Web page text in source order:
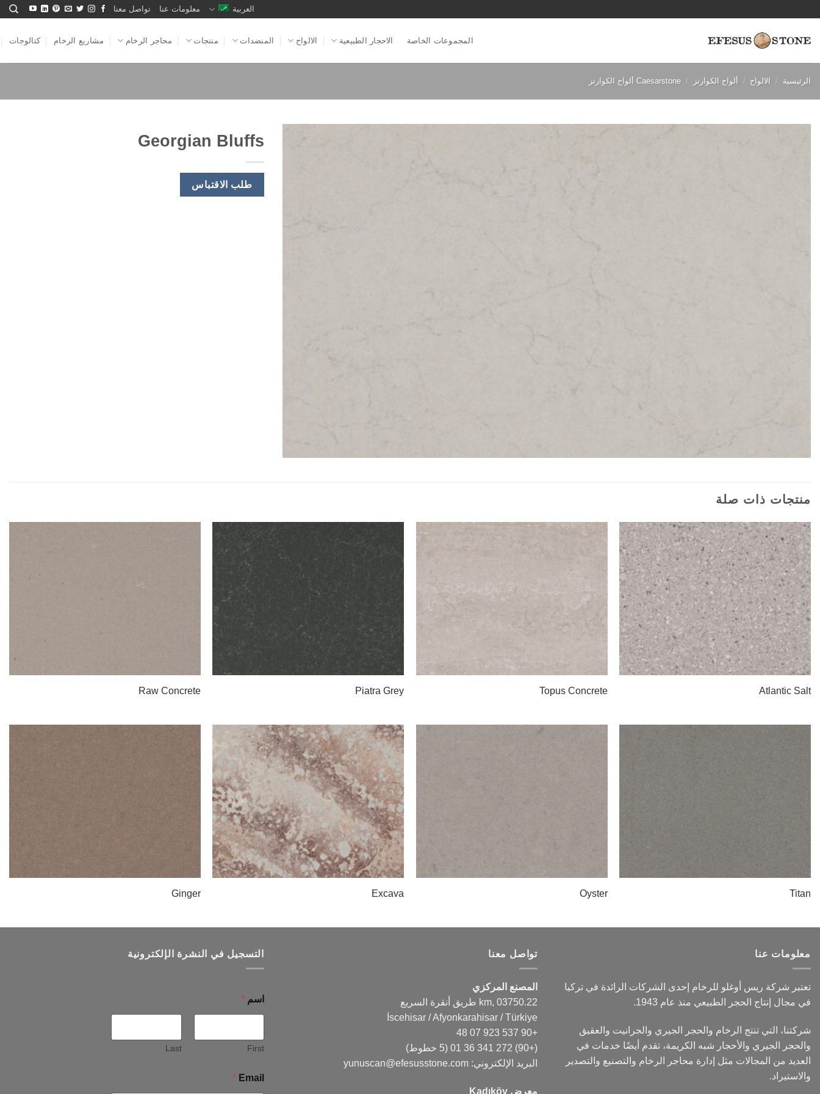
العربية معلومات عنا تواصل معنا
المجموعات الخاصة الاحجار الطبيعية الالواح المنضدات منتجات محاجر الرخام مشاريع الرخام كتالوجات
الرئيسية / الالواح / ألواح الكوارتز / Caesarstone ألواح الكوارتز
Georgian Bluffs
طلب الاقتباس
منتجات ذات صلة
Atlantic Salt
Topus Concrete
Piatra Grey
Raw Concrete
Titan
Oyster
Excava
Ginger
معلومات عنا
تعتبر شركة ريس أوغلو للرخام إحدى الشركات الرائدة في تركيا
في مجال إنتاج الحجر الطبيعي منذ عام 1943.
شركتنا، التي تنتج الرخام والحجر الجيري والجرانيت والعقيق
والحجر الجيري والأحجار شبه الكريمة، تقدم أيضًا خدمات في
العديد من المجالات مثل إدارة محاجر الرخام والتصنيع والتصدير
والاستيراد.
تواصل معنا
المصنع المركزي
22.km, 03750 طريق أنقرة السريع
İscehisar / Afyonkarahisar / Türkiye
+90 537 923 07 48
(+90) 272 341 36 01
(5 خطوط)
البريد الإلكتروني: yunuscan@efesusstone.com
معرض Kadıköy
التسجيل في النشرة الإلكترونية
اسم *
First
Last
Email
*